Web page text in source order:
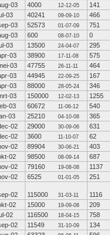
03 4000 12-12-05
141
03 40241 09-09-10
466
03 52573 01-07-09
751
03 600 08-07-10
0
03 13500 24-04-07
295
03 38900 17-11-08
575
03 47755 26-11-11
464
03 44945 22-09-25
167
03 88000 28-05-24
346
03 150000 12-02-13
1255
03 60672 11-06-12
540
03 25210 04-10-08
365
02 29000 30-09-06
631
02 3600 11-10-07
62
02 89904 30-06-21
403
02 98500 08-09-14
687
02 79160 19-08-08
1137
02 6525 01-01-05 251
02 115000 31-03-11
1116
02 15000 19-09-08
209
02 116500 18-04-15
758
02 11549 31-10-09
134